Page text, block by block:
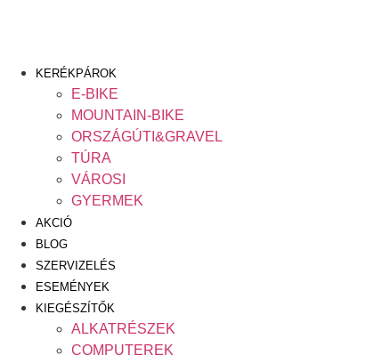
KERÉKPÁROK
E-BIKE
MOUNTAIN-BIKE
ORSZÁGÚTI&GRAVEL
TÚRA
VÁROSI
GYERMEK
AKCIÓ
BLOG
SZERVIZELÉS
ESEMÉNYEK
KIEGÉSZÍTŐK
ALKATRÉSZEK
COMPUTEREK